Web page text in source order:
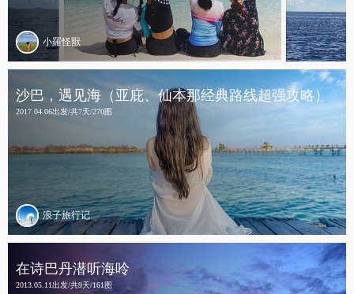
小羅怪獸
沙巴，遇见海（亚庇、仙本那经典路线超强攻略）
2017.04.06出发/共7天/270图
浪子旅行记
在诗巴丹潜听海呤
2013.05.11出发/共9天/161图